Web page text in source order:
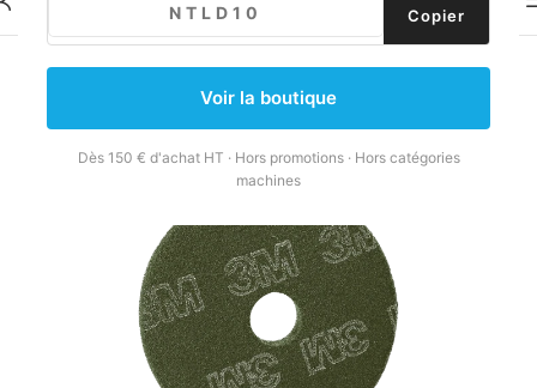
Copier
Voir la boutique
Dès 150 € d'achat HT · Hors promotions · Hors catégories
machines